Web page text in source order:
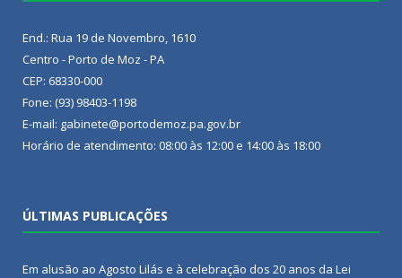
End.: Rua 19 de Novembro, 1610
Centro - Porto de Moz - PA
CEP: 68330-000
Fone: (93) 98403-1198
E-mail: gabinete@portodemoz.pa.gov.br
Horário de atendimento: 08:00 às 12:00 e 14:00 às 18:00
ÚLTIMAS PUBLICAÇÕES
Em alusão ao Agosto Lilás e à celebração dos 20 anos da Lei